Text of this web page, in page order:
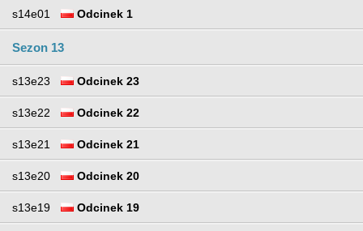
s14e01 Odcinek 1
Sezon 13
s13e23 Odcinek 23
s13e22 Odcinek 22
s13e21 Odcinek 21
s13e20 Odcinek 20
s13e19 Odcinek 19